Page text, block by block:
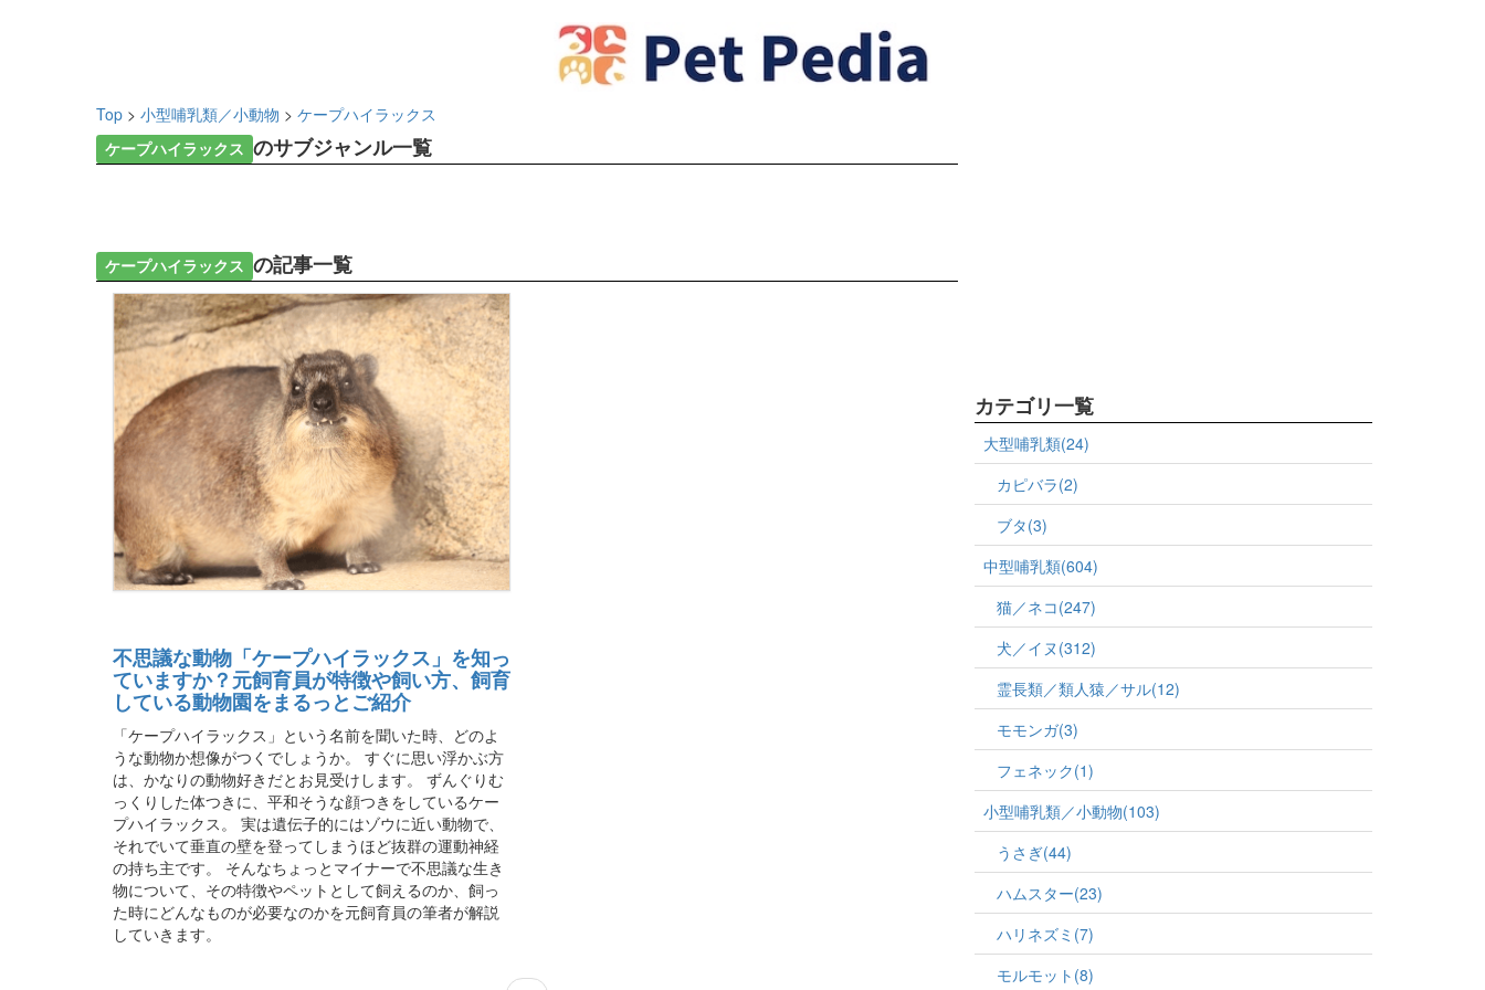
Top > 小型哺乳類／小動物 > ケープハイラックス
ケープハイラックス のサブジャンル一覧
ケープハイラックス の記事一覧
不思議な動物「ケープハイラックス」を知っ
ていますか？元飼育員が特徴や飼い方、飼育
している動物園をまるっとご紹介
「ケープハイラックス」という名前を聞いた時、どのよ
うな動物か想像がつくでしょうか。 すぐに思い浮かぶ方
は、かなりの動物好きだとお見受けします。 ずんぐりむ
っくりした体つきに、平和そうな顔つきをしているケー
プハイラックス。 実は遺伝子的にはゾウに近い動物で、
それでいて垂直の壁を登ってしまうほど抜群の運動神経
の持ち主です。 そんなちょっとマイナーで不思議な生き
物について、その特徴やペットとして飼えるのか、飼っ
た時にどんなものが必要なのかを元飼育員の筆者が解説
していきます。
カテゴリ一覧
大型哺乳類(24)
カピバラ(2)
ブタ(3)
中型哺乳類(604)
猫／ネコ(247)
犬／イヌ(312)
霊長類／類人猿／サル(12)
モモンガ(3)
フェネック(1)
小型哺乳類／小動物(103)
うさぎ(44)
ハムスター(23)
ハリネズミ(7)
モルモット(8)